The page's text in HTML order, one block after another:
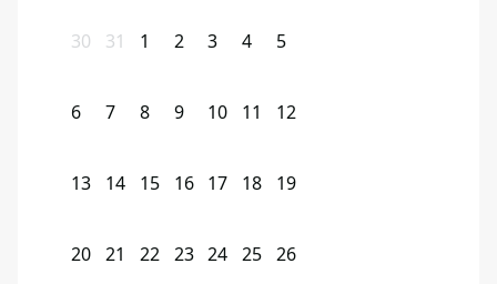
30 31 1 2 3 4 5
6 7 8 9 10 11 12
13 14 15 16 17 18 19
20 21 22 23 24 25 26